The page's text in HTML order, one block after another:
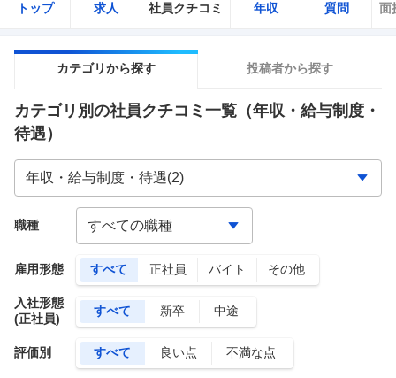
トップ 求人 社員クチコミ 年収 質問 面
カテゴリから探す 投稿者から探す
カテゴリ別の社員クチコミ一覧 （年収・給与制度・
待遇）
雇用形態 すべて 正社員 バイト その他
入社形態
(正社員)
すべて 新卒 中途
評価別 すべて 良い点 不満な点
職種